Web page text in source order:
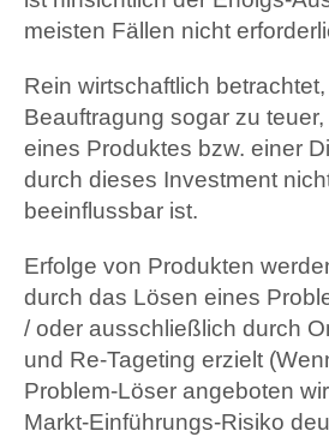
meisten Fällen nicht
Rein wirtschaftlich
Beauftragung sogar zu
eines Produktes bzw. einer
durch dieses Investment
beeinflussbar ist.
Erfolge von Produkten
durch das Lösen eines
/ oder ausschließlich durch
und Re-Tageting erzielt
Problem-Löser angeboten
Markt-Einführungs-Risiko